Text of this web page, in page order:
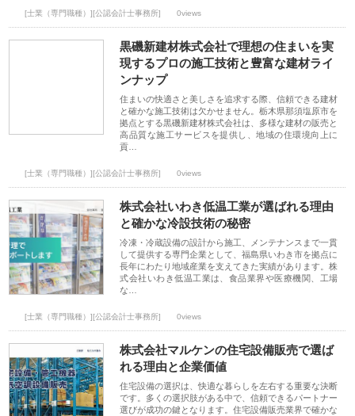
[士業（専門職種）][公認会計士事務所] 0views
黒磯新建材株式会社で理想の住まいを実
現するプロの施工技術と豊富な建材ライ
ンナップ
住まいの快適さと美しさを追求する際、信頼できる建材
と確かな施工技術は欠かせません。栃木県那須塩原市を
拠点とする黒磯新建材株式会社は、多様な建材の販売と
高品質な施工サービスを提供し、地域の住環境向上に
貢…
[士業（専門職種）][公認会計士事務所] 0views
株式会社いわき低温工業が選ばれる理由
と確かな冷設技術の秘密
冷凍・冷蔵設備の設計から施工、メンテナンスまで一貫
して提供する専門企業として、福島県いわき市を拠点に
長年にわたり地域産業を支えてきた実績があります。株
式会社いわき低温工業は、食品業界や医療機関、工場
な…
[士業（専門職種）][公認会計士事務所] 0views
株式会社マルケンの住宅設備販売で選ば
れる理由と企業価値
住宅設備の選択は、快適な暮らしを左右する重要な決断
です。多くの選択肢がある中で、信頼できるパートナー
選びが成功の鍵となります。住宅設備販売業界で確かな